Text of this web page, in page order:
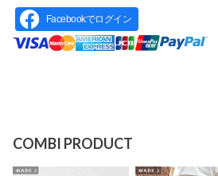
Facebookでログイン
COMBI PRODUCT